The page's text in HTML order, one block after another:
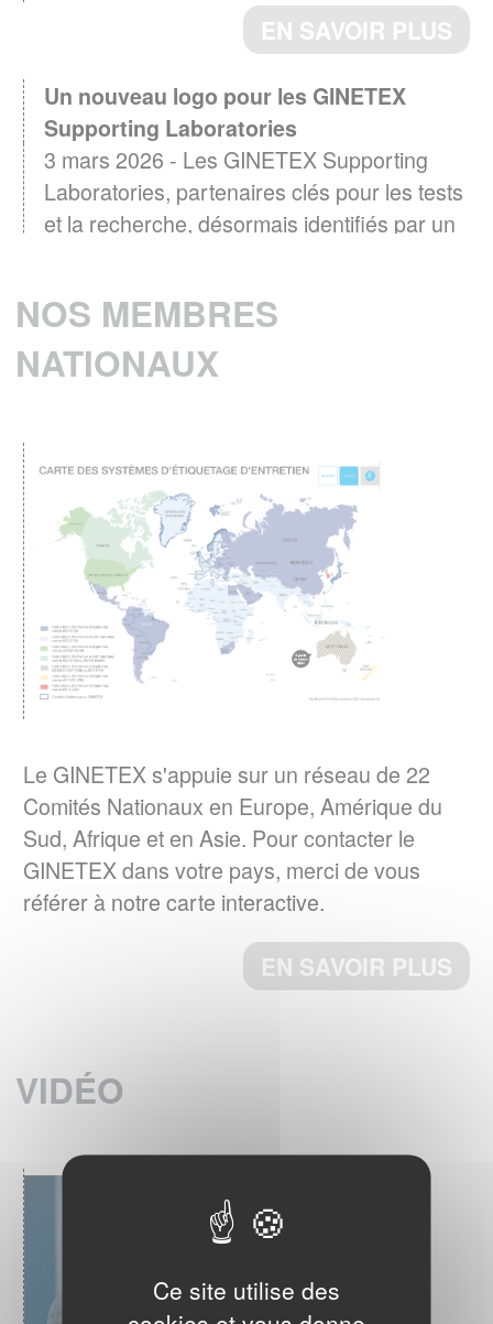
EN SAVOIR PLUS
Un nouveau logo pour les GINETEX
Supporting Laboratories
3 mars 2026 - Les GINETEX Supporting
Laboratories, partenaires clés pour les tests
et la recherche, désormais identifiés par un
EN SAVOIR PLUS
Baromètre GINETEX 2024 : les habitudes
les consommateurs dans l’entretien de leurs
vêtements.
EN SAVOIR PLUS
ENTRETIEN DU LINGE – Quelle
consommation d’énergie pour le séchage
des textiles ?
Le GINETEX dévoile les
principaux enseignements de son étude sur
son impact sur les cycles de séchage.
La norme ISO 3758:2023 a été publiée
Le 6 décembre 2023, a norme ISO
3758:2023, Textiles – Code d'étiquetage
d'entretien utilisant des symboles, a été
édition annule et remplace la
EUROPEEN IPSOS 2023
Quelles sont les habitudes d'entretien textile
EN SAVOIR PLUS
NOS MEMBRES
NATIONAUX
Le GINETEX s'appuie sur un réseau de 22
Comités Nationaux en Europe, Amérique du
Sud, Afrique et en Asie. Pour contacter le
GINETEX dans votre pays, merci de vous
référer à notre carte interactive.
EN SAVOIR PLUS
VIDÉO
Ce site utilise des